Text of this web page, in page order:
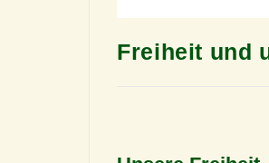
Freiheit und